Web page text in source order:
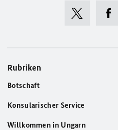
Rubriken
Botschaft
Konsularischer Service
Willkommen in Ungarn